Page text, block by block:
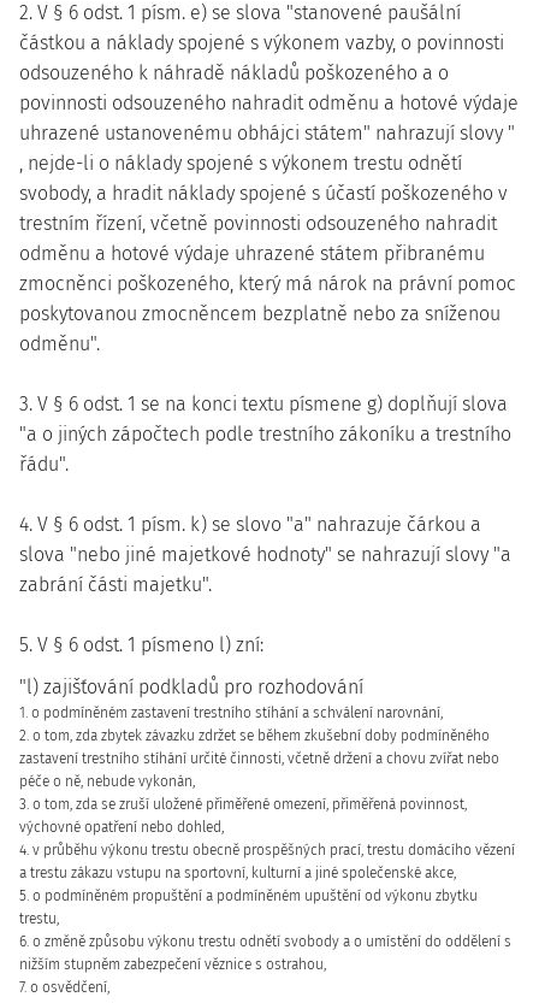
2. V § 6 odst. 1 písm. e) se slova "stanovené paušální
částkou a náklady spojené s výkonem vazby, o povinnosti
odsouzeného k náhradě nákladů poškozeného a o
povinnosti odsouzeného nahradit odměnu a hotové výdaje
uhrazené ustanovenému obhájci státem" nahrazují slovy "
, nejde-li o náklady spojené s výkonem trestu odnětí
svobody, a hradit náklady spojené s účastí poškozeného v
trestním řízení, včetně povinnosti odsouzeného nahradit
odměnu a hotové výdaje uhrazené státem přibranému
zmocněnci poškozeného, který má nárok na právní pomoc
poskytovanou zmocněncem bezplatně nebo za sníženou
odměnu".
3. V § 6 odst. 1 se na konci textu písmene g) doplňují slova
"a o jiných zápočtech podle trestního zákoníku a trestního
řádu".
4. V § 6 odst. 1 písm. k) se slovo "a" nahrazuje čárkou a
slova "nebo jiné majetkové hodnoty" se nahrazují slovy "a
zabrání části majetku".
5. V § 6 odst. 1 písmeno l) zní:
"l) zajišťování podkladů pro rozhodování
1. o podmíněném zastavení trestního stíhání a schválení narovnání,
2. o tom, zda zbytek závazku zdržet se během zkušební doby podmíněného
zastavení trestního stíhání určité činnosti, včetně držení a chovu zvířat nebo
péče o ně, nebude vykonán,
3. o tom, zda se zruší uložené přiměřené omezení, přiměřená povinnost,
výchovné opatření nebo dohled,
4. v průběhu výkonu trestu obecně prospěšných prací, trestu domácího vězení
a trestu zákazu vstupu na sportovní, kulturní a jiné společenské akce,
5. o podmíněném propuštění a podmíněném upuštění od výkonu zbytku
trestu,
6. o změně způsobu výkonu trestu odnětí svobody a o umístění do oddělení s
nižším stupněm zabezpečení věznice s ostrahou,
7. o osvědčení,